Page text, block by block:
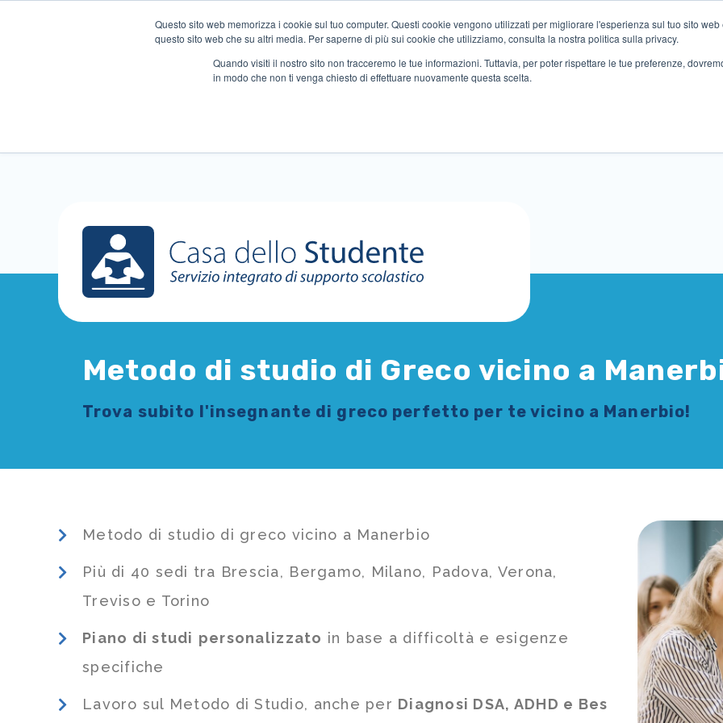
Questo sito web memorizza i cookie sul tuo computer. Questi cookie vengono utilizzati per migliorare l'esperienza sul tuo sito
questo sito web che su altri media. Per saperne di più sui cookie che utilizziamo, consulta la nostra politica sulla privacy.
Quando visiti il ​​nostro sito non tracceremo le tue informazioni. Tuttavia, per poter rispettare le tue preferenze,
in modo che non ti venga chiesto di effettuare nuovamente questa scelta.
Metodo di studio di Greco vicino a
Trova subito l'insegnante di greco perfetto per te vicino a Manerbio!
Metodo di studio di greco vicino a Manerbio
Più di 40 sedi tra Brescia, Bergamo, Milano, Padova, Verona,
Treviso e Torino
Piano di studi personalizzato in base a difficoltà e esigenze
specifiche
Lavoro sul Metodo di Studio, anche per Diagnosi DSA, ADHD e Bes